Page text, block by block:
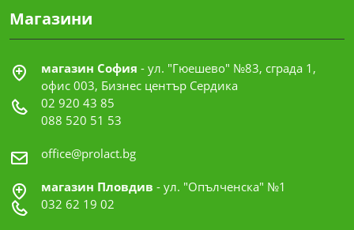
Магазини
магазин София - ул. "Гюешево" №83, сграда 1,
офис 003, Бизнес център Сердика
02 920 43 85
088 520 51 53
office@prolact.bg
магазин Пловдив - ул. "Опълченска" №1
032 62 19 02